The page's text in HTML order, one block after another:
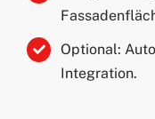
Optional:
Integration.